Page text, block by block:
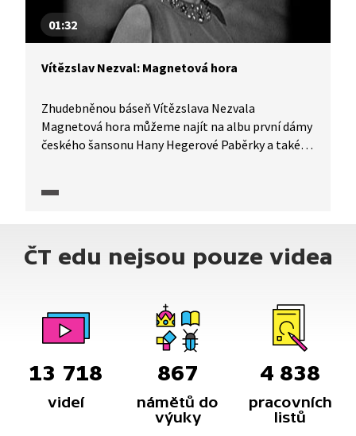
01:32
Vítězslav Nezval: Magnetová hora
Zhudebněnou báseň Vítězslava Nezvala
Magnetová hora můžeme najít na albu první dámy
českého šansonu Hany Hegerové Paběrky a také si
ČT edu nejsou pouze videa
13 718
videí
867
námětů do
výuky
4 838
pracovních
listů